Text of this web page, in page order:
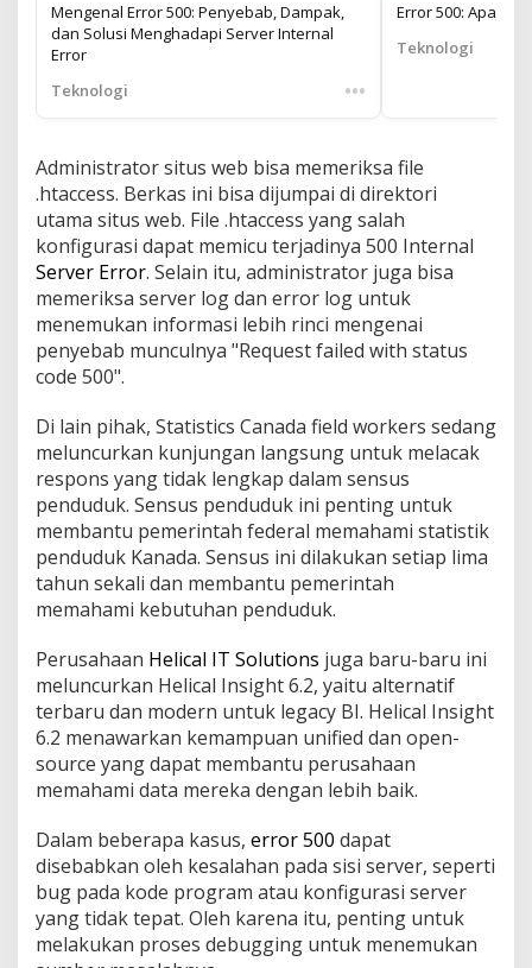
Mengenal Error 500: Penyebab, Dampak,
dan Solusi Menghadapi Server Internal
Error
Teknologi
•••
Error 500: Apa
Teknologi
Administrator situs web bisa memeriksa file
.htaccess. Berkas ini bisa dijumpai di direktori
utama situs web. File .htaccess yang salah
konfigurasi dapat memicu terjadinya 500 Internal
Server Error. Selain itu, administrator juga bisa
memeriksa server log dan error log untuk
menemukan informasi lebih rinci mengenai
penyebab munculnya "Request failed with status
code 500".
Di lain pihak, Statistics Canada field workers sedang
meluncurkan kunjungan langsung untuk melacak
respons yang tidak lengkap dalam sensus
penduduk. Sensus penduduk ini penting untuk
membantu pemerintah federal memahami statistik
penduduk Kanada. Sensus ini dilakukan setiap lima
tahun sekali dan membantu pemerintah
memahami kebutuhan penduduk.
Perusahaan Helical IT Solutions juga baru-baru ini
meluncurkan Helical Insight 6.2, yaitu alternatif
terbaru dan modern untuk legacy BI. Helical Insight
6.2 menawarkan kemampuan unified dan open-
source yang dapat membantu perusahaan
memahami data mereka dengan lebih baik.
Dalam beberapa kasus, error 500 dapat
disebabkan oleh kesalahan pada sisi server, seperti
bug pada kode program atau konfigurasi server
yang tidak tepat. Oleh karena itu, penting untuk
melakukan proses debugging untuk menemukan